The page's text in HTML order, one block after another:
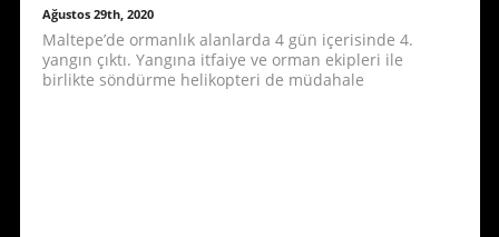
Ağustos 29th, 2020
Maltepe’de ormanlık alanlarda 4 gün içerisinde 4.
yangın çıktı. Yangına itfaiye ve orman ekipleri ile
birlikte söndürme helikopteri de müdahale